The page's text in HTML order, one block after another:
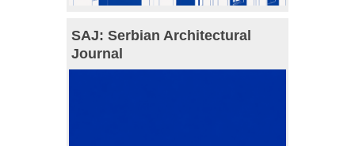
SAJ: Serbian Architectural
Journal